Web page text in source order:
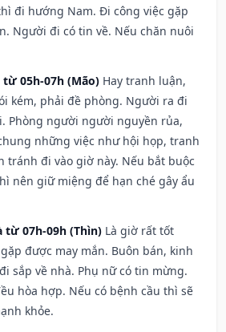
đi hướng Nam. Đi công việc gặp
Người đi có tin về. Nếu chăn nuôi
từ 05h-07h (Mão) Hay tranh luận,
kém, phải đề phòng. Người ra đi
Phòng người người nguyền rủa,
những việc như hội họp, tranh
tránh đi vào giờ này. Nếu bắt buộc
nên giữ miệng để hạn ché gây ẩu
từ 07h-09h (Thìn) Là giờ rất tốt
được may mắn. Buôn bán, kinh
sắp về nhà. Phụ nữ có tin mừng.
hòa hợp. Nếu có bệnh cầu thì sẽ
khỏe.